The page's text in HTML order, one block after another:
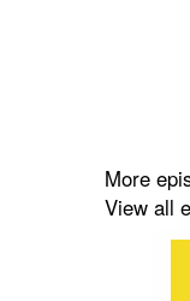
More
View all